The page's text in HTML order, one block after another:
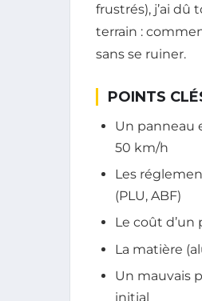
frustrés), j’ai dû
terrain :
sans se ruiner.
POINTS
Un panneau
50 km/h
Les
(PLU, ABF)
Le coût
La matière
Un mauvais
initial